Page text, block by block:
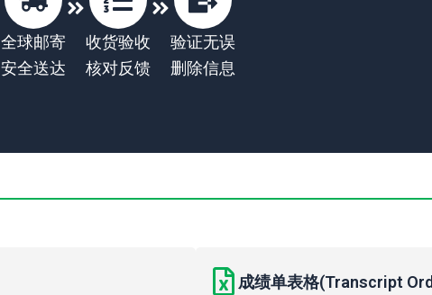
全球邮寄
安全送达
收货验收
核对反馈
验证无误
删除信息
成绩单表格(Transcript